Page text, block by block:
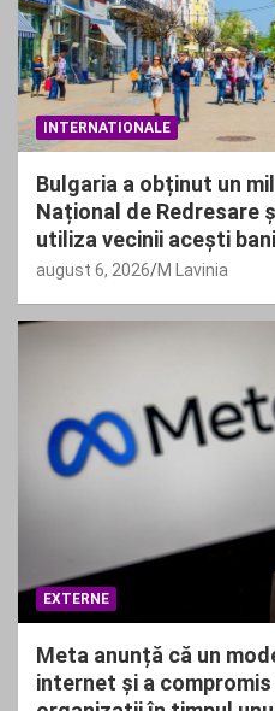
INTERNATIONALE
Bulgaria a obținut un
Național de Redresare
utiliza vecinii acești
august 6, 2026 M Lavinia
EXTERNE
Meta anunță că un
internet și a